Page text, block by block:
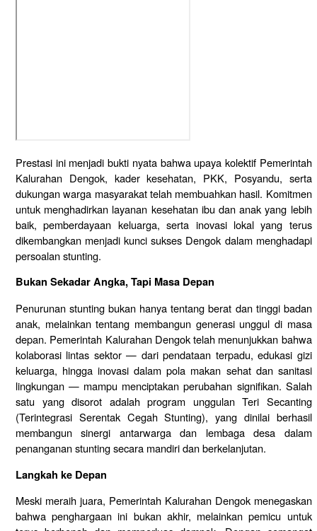
Prestasi ini menjadi bukti nyata bahwa upaya kolektif Pemerintah
Kalurahan Dengok, kader kesehatan, PKK, Posyandu, serta
dukungan warga masyarakat telah membuahkan hasil. Komitmen
untuk menghadirkan layanan kesehatan ibu dan anak yang lebih
baik, pemberdayaan keluarga, serta inovasi lokal yang terus
dikembangkan menjadi kunci sukses Dengok dalam menghadapi
persoalan stunting.
Bukan Sekadar Angka, Tapi Masa Depan
Penurunan stunting bukan hanya tentang berat dan tinggi badan
anak, melainkan tentang membangun generasi unggul di masa
depan. Pemerintah Kalurahan Dengok telah menunjukkan bahwa
kolaborasi lintas sektor — dari pendataan terpadu, edukasi gizi
keluarga, hingga inovasi dalam pola makan sehat dan sanitasi
lingkungan — mampu menciptakan perubahan signifikan. Salah
satu yang disorot adalah program unggulan Teri Secanting
(Terintegrasi Serentak Cegah Stunting), yang dinilai berhasil
membangun sinergi antarwarga dan lembaga desa dalam
penanganan stunting secara mandiri dan berkelanjutan.
Langkah ke Depan
Meski meraih juara, Pemerintah Kalurahan Dengok menegaskan
bahwa penghargaan ini bukan akhir, melainkan pemicu untuk